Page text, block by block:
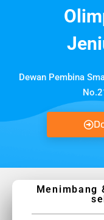
Dewan Pembina
Menimbang